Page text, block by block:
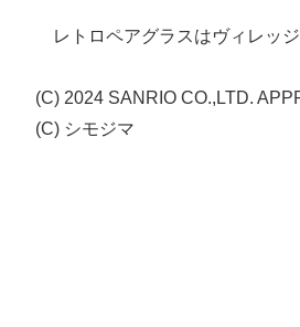
レトロペアグラスはヴィレッ
(C) 2024 SANRIO CO.,LTD.
(C) シモジマ